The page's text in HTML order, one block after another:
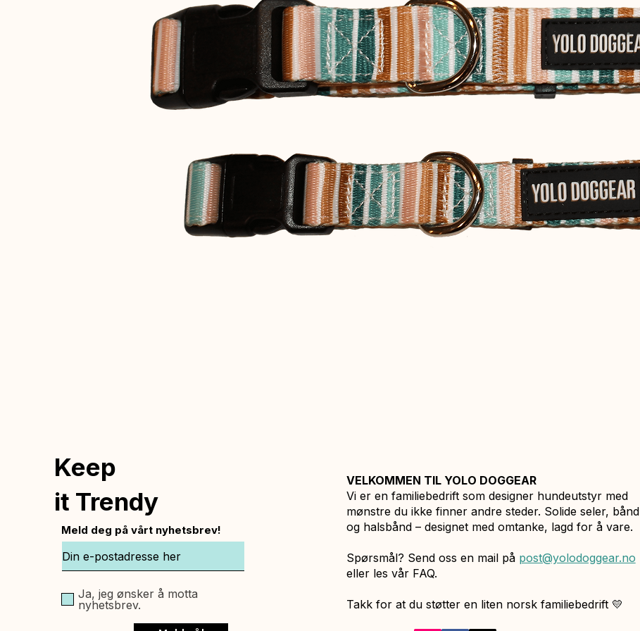
Fra199,00 kr
Salgspris
Keep
it Trendy
Meld deg på vårt nyhetsbrev!
Ja, jeg ønsker å motta
nyhetsbrev.
VELKOMMEN TIL YOLO DOGGEAR
Vi er en familiebedrift som designer hundeutstyr med
mønstre du ikke finner andre steder. Solide seler, bånd
og halsbånd – designet med omtanke, lagd for å vare.
Spørsmål? Send oss en mail på post@yolodoggear.no
eller les vår FAQ.
Takk for at du støtter en liten norsk familiebedrift 💛